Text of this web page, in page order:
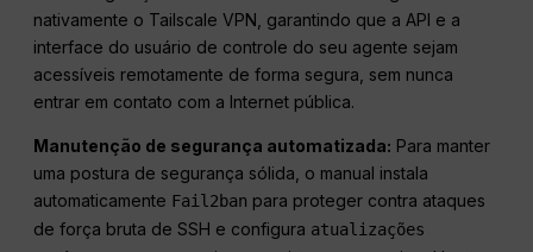
nativamente o Tailscale VPN, garantindo que a API e a
interface do usuário de controle do seu agente sejam
acessíveis remotamente de forma segura, sem nunca
entrar em contato com a Internet pública.
Manutenção de segurança automatizada: Para manter
uma postura de segurança sólida, o manual instala
automaticamente Fail2ban para proteger contra ataques
de força bruta de SSH e configura atualizações